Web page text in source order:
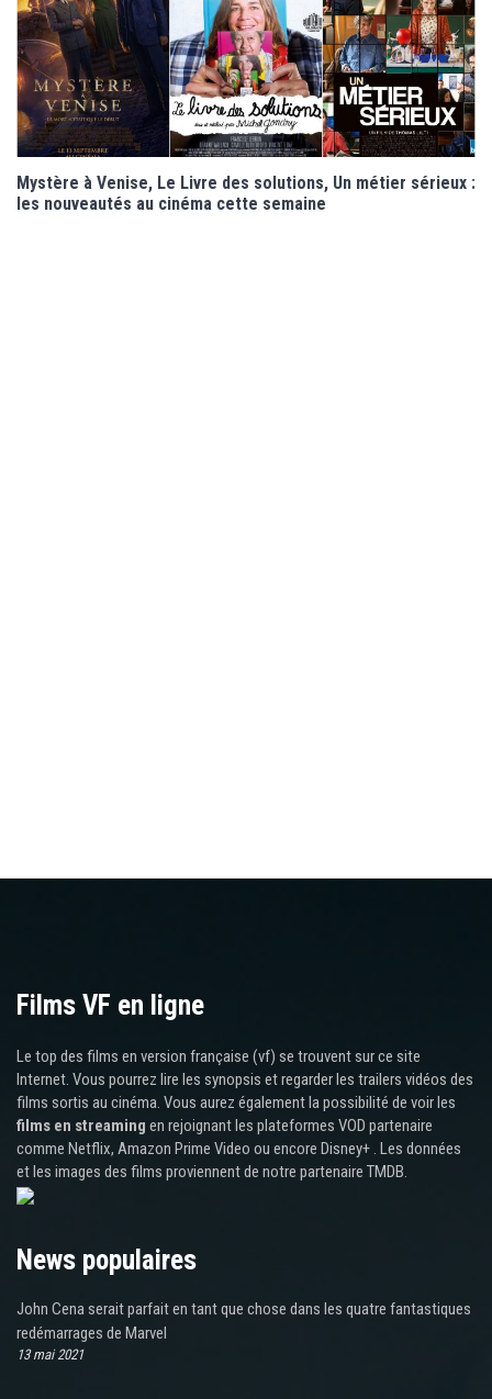
Mystère à Venise, Le Livre des solutions, Un métier sérieux :
les nouveautés au cinéma cette semaine
Films VF en ligne
Le top des films en version française (vf) se trouvent sur ce site
Internet. Vous pourrez lire les synopsis et regarder les trailers vidéos des
films sortis au cinéma. Vous aurez également la possibilité de voir les
films en streaming en rejoignant les plateformes VOD partenaire
comme Netflix, Amazon Prime Video ou encore Disney+ . Les données
et les images des films proviennent de notre partenaire TMDB.
News populaires
John Cena serait parfait en tant que chose dans les quatre fantastiques
redémarrages de Marvel
13 mai 2021